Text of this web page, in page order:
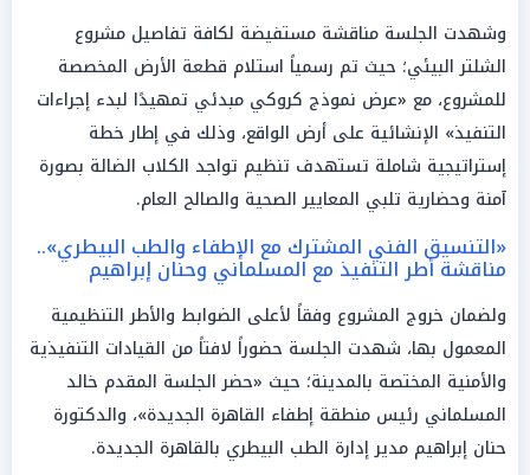
وشهدت الجلسة مناقشة مستفيضة لكافة تفاصيل مشروع
الشلتر البيئي؛ حيث تم رسمياً استلام قطعة الأرض المخصصة
للمشروع، مع «عرض نموذج كروكي مبدئي تمهيدًا لبدء إجراءات
التنفيذ» الإنشائية على أرض الواقع، وذلك في إطار خطة
إستراتيجية شاملة تستهدف تنظيم تواجد الكلاب الضالة بصورة
آمنة وحضارية تلبي المعايير الصحية والصالح العام.
«التنسيق الفني المشترك مع الإطفاء والطب البيطري»..
مناقشة أطر التنفيذ مع المسلماني وحنان إبراهيم
ولضمان خروج المشروع وفقاً لأعلى الضوابط والأطر التنظيمية
المعمول بها، شهدت الجلسة حضوراً لافتاً من القيادات التنفيذية
والأمنية المختصة بالمدينة؛ حيث «حضر الجلسة المقدم خالد
المسلماني رئيس منطقة إطفاء القاهرة الجديدة»، والدكتورة
حنان إبراهيم مدير إدارة الطب البيطري بالقاهرة الجديدة.